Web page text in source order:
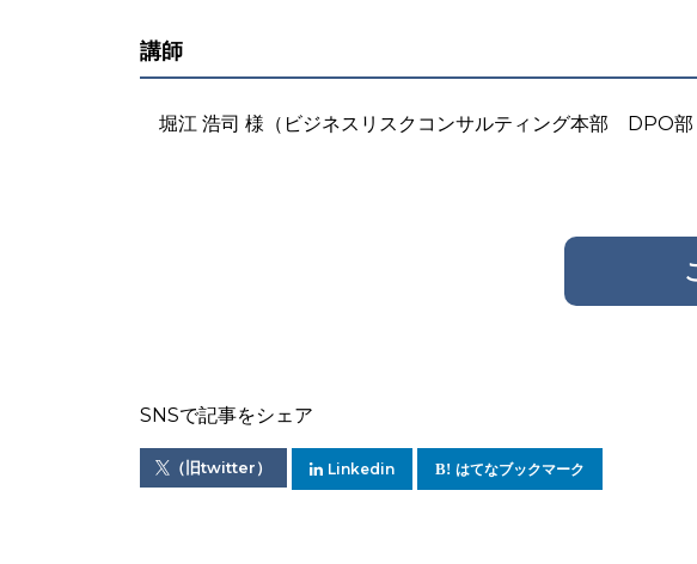
講師
堀江 浩司 様 （ビジネスリスクコンサルティング本部 DPO
SNSで記事をシェア
（旧twitter） Linkedin はてなブックマーク